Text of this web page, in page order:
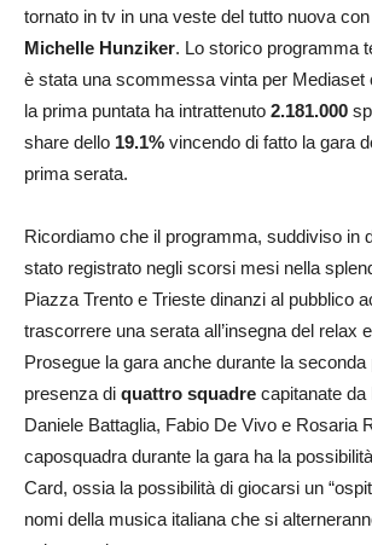
tornato in tv in una veste del tutto nuova
Michelle Hunziker. Lo storico programma
è stata una scommessa vinta per Mediaset
la prima puntata ha intrattenuto 2.181.000
share dello 19.1% vincendo di fatto la gara
prima serata.
Ricordiamo che il programma, suddiviso in
stato registrato negli scorsi mesi nella
Piazza Trento e Trieste dinanzi al pubblico
trascorrere una serata all’insegna del relax
Prosegue la gara anche durante la seconda
presenza di quattro squadre capitanate da
Daniele Battaglia, Fabio De Vivo e Rosaria
caposquadra durante la gara ha la
Card, ossia la possibilità di giocarsi un
nomi della musica italiana che si